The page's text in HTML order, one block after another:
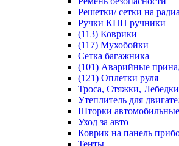
Решетки/ сетки на
Ручки КПП ручники
(113) Коврики
(117) Мухобойки
Сетка багажника
(101) Аварийные
(121) Оплетки руля
Троса, Стяжки, Лебедки
Утеплитель для
Шторки автомобильные
Уход за авто
Коврик на панель
Тенты